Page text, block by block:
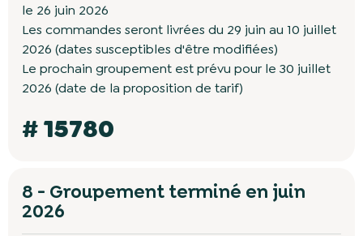
le 26 juin 2026
Les commandes seront livrées du 29 juin au 10 juillet
2026 (dates susceptibles d'être modifiées)
Le prochain groupement est prévu pour le 30 juillet
2026 (date de la proposition de tarif)
# 15780
8 - Groupement terminé en juin
2026